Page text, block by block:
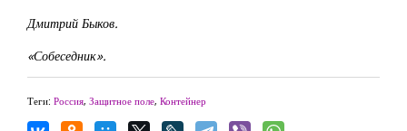
Дмитрий Быков.
«Собеседник».
Теги: Россия, Защитное поле, Контейнер